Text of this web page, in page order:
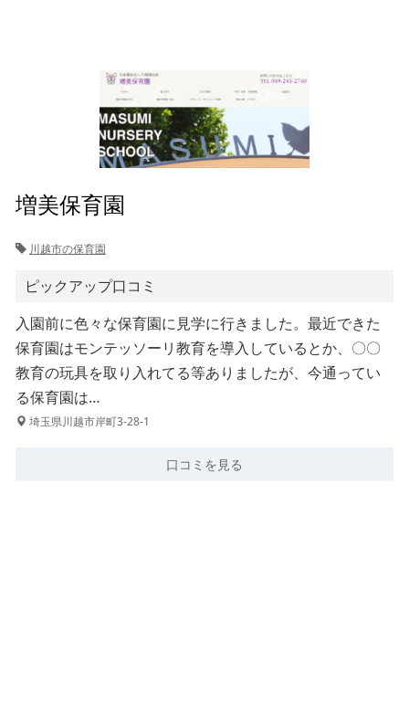
増美保育園
川越市の保育園
ピックアップ口コミ
入園前に色々な保育園に見学に行きました。最近できた
保育園はモンテッソーリ教育を導入しているとか、〇〇
教育の玩具を取り入れてる等ありましたが、今通ってい
る保育園は…
埼玉県川越市岸町3-28-1
口コミを見る